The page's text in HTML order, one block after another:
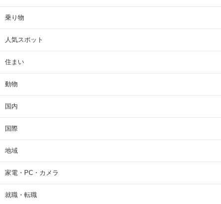
乗り物
人気スポット
住まい
動物
国内
国際
地域
家電・PC・カメラ
就職・転職